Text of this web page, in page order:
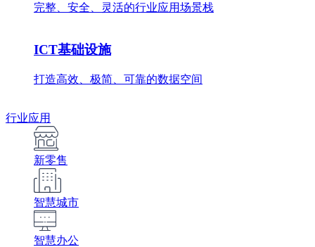
完整、安全、灵活的行业应用场景栈
ICT基础设施
打造高效、极简、可靠的数据空间
行业应用
新零售
智慧城市
智慧办公